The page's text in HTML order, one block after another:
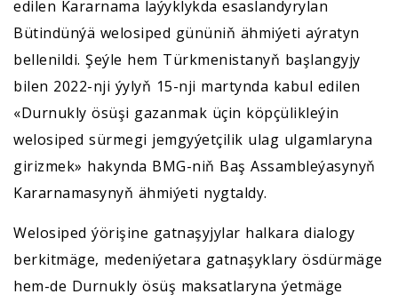
edilen Kararnama laýyklykda esaslandyrylan
Bütindünýä welosiped gününiň ähmiýeti aýratyn
bellenildi. Şeýle hem Türkmenistanyň başlangyjy
bilen 2022-nji ýylyň 15-nji martynda kabul edilen
«Durnukly ösüşi gazanmak üçin köpçülikleýin
welosiped sürmegi jemgyýetçilik ulag ulgamlaryna
girizmek» hakynda BMG-niň Baş Assambleýasynyň
Kararnamasynyň ähmiýeti nygtaldy.
Welosiped ýörişine gatnaşyjylar halkara dialogy
berkitmäge, medeniýetara gatnaşyklary ösdürmäge
hem-de Durnukly ösüş maksatlaryna ýetmäge